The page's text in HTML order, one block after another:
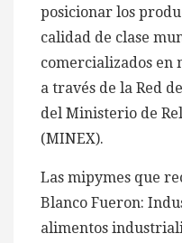
posicionar los
calidad de clase
comercializados en
a través de la Red
del Ministerio de
(MINEX).
Las mipymes que
Blanco Fueron:
alimentos